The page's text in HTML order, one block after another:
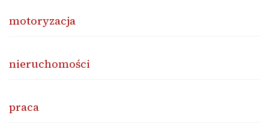
motoryzacja
nieruchomości
praca